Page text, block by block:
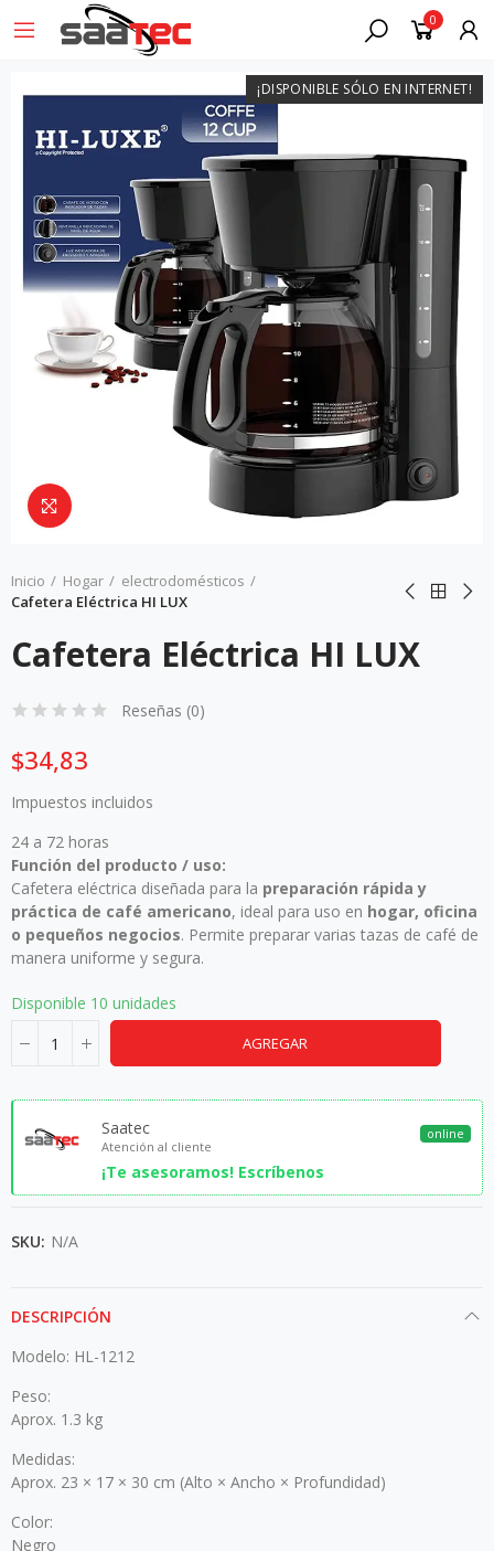
0
¡DISPONIBLE SÓLO EN INTERNET!
Da click para agrandar
Inicio Hogar
electrodomésticos
Cafetera Eléctrica HI LUX
Cafetera Eléctrica HI LUX
Reseñas (0)
$34,83
Impuestos incluidos
24 a 72 horas
Función del producto / uso:
Cafetera eléctrica diseñada para la preparación rápida y
práctica de café americano, ideal para uso en hogar, oficina
o pequeños negocios. Permite preparar varias tazas de café de
manera uniforme y segura.
Disponible 10 unidades
AGREGAR
Saatec
Atención al cliente
¡Te asesoramos! Escríbenos
online
SKU: N/A
DESCRIPCIÓN
Modelo: HL-1212
Peso:
Aprox. 1.3 kg
Medidas:
Aprox. 23 × 17 × 30 cm (Alto × Ancho × Profundidad)
Color:
Negro